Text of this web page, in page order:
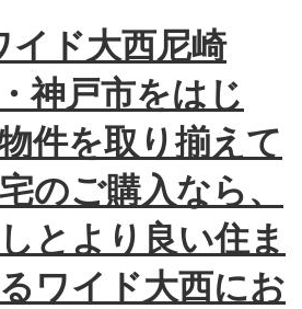
尼崎
神戸市をはじ
件を取り揃えて
のご購入なら、
とより良い住ま
ワイド大西にお